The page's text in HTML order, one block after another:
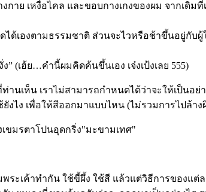
กาย เหงื่อไคล และขอบกางเกงของผม จากเดิ
ด้เองตามธรรมชาติ ส่วนจะไวหรือช้าขึ้นอยู่กับ
(เฮ้ย…คำนี้ผมคิดค้นขึ้นเอง เจ๋งเป้งเลย 555)
นเห็น เราไม่สามารถกำหนดได้ว่าจะให้เป็นอย่า
งไง เพื่อให้สีออกมาแบบไหน (ไม่รวมการไปล้
ะเค้าทำกัน ใช้ขี้ผึ้ง ใช้สี แล้วแต่วิธีการของแต่